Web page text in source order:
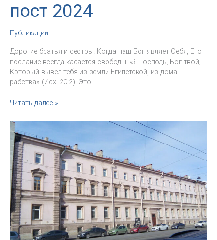
пост 2024
Публикации
Дорогие братья и сестры! Когда наш Бог являет Себя, Его
послание всегда касается свободы: «Я Господь, Бог твой,
Который вывел тебя из земли Египетской, из дома
рабства» (Исх. 20:2). Это
«Через
пустыню
Бог
ведет
нас
к
свободе».
Послание
Папы
Франциска
на
Великий
пост
2024
Читать далее »